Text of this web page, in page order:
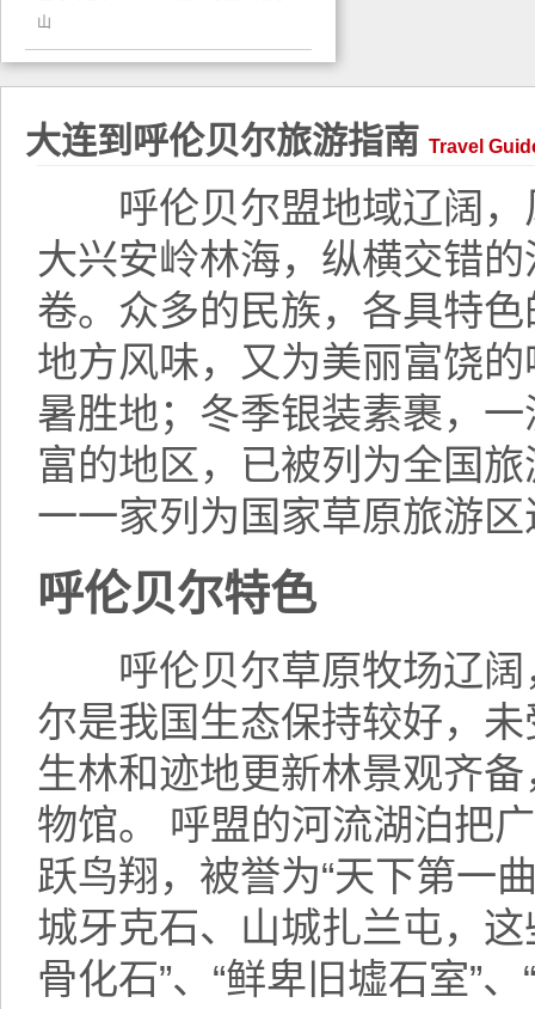
山
大连到呼伦贝尔旅游指南 Travel
呼伦贝尔盟地域辽阔，
大兴安岭林海，纵横交错
卷。众多的民族，各具特
地方风味，又为美丽富饶
暑胜地；冬季银装素裹，
富的地区，已被列为全国
一一家列为国家草原旅游
呼伦贝尔特色
呼伦贝尔草原牧场辽阔
尔是我国生态保持较好，
生林和迹地更新林景观齐
物馆。 呼盟的河流湖泊把
跃鸟翔，被誉为“天下第一
城牙克石、山城扎兰屯，
骨化石”、“鲜卑旧墟石室”